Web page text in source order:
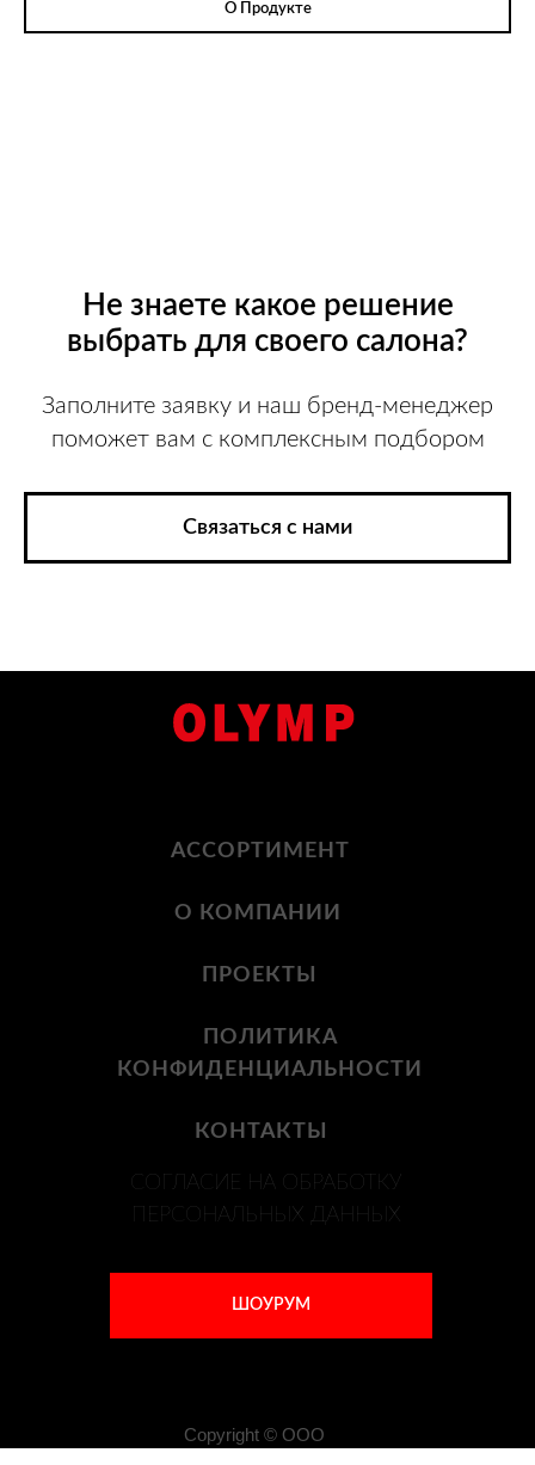
О Продукте
Не знаете какое решение
выбрать для своего салона?
Заполните заявку и наш бренд-менеджер
поможет вам с комплексным подбором
Связаться с нами
СОГЛАСИЕ НА ОБРАБОТКУ
ПЕРСОНАЛЬНЫХ ДАННЫХ
АССОРТИМЕНТ
ПРОЕКТЫ
Copyright © ООО
ШОУРУМ
КОНТАКТЫ
О КОМПАНИИ
ПОЛИТИКА
КОНФИДЕНЦИАЛЬНОСТИ